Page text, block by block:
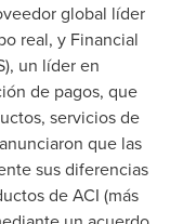
global líder
real, y Financial
un líder en
de pagos, que
servicios de
que las
sus diferencias
de ACI (más